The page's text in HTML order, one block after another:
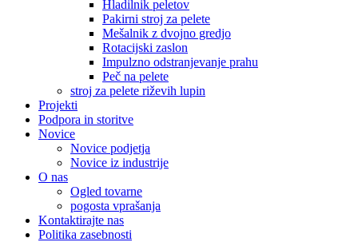
Hladilnik peletov
Pakirni stroj za pelete
Mešalnik z dvojno gredjo
Rotacijski zaslon
Impulzno odstranjevanje prahu
Peč na pelete
stroj za pelete riževih lupin
Projekti
Podpora in storitve
Novice
Novice podjetja
Novice iz industrije
O nas
Ogled tovarne
pogosta vprašanja
Kontaktirajte nas
Politika zasebnosti